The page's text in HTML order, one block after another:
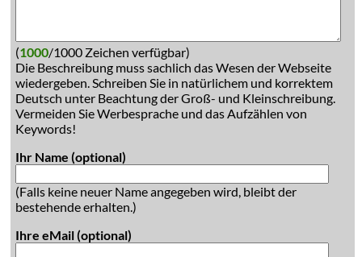
(1000/1000 Zeichen verfügbar)
Die Beschreibung muss sachlich das Wesen der Webseite
wiedergeben. Schreiben Sie in natürlichem und korrektem
Deutsch unter Beachtung der Groß- und Kleinschreibung.
Vermeiden Sie Werbesprache und das Aufzählen von
Keywords!
Ihr Name (optional)
(Falls keine neuer Name angegeben wird, bleibt der
bestehende erhalten.)
Ihre eMail (optional)